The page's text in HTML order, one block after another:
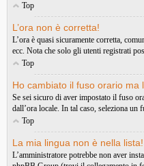
Top
L’ora non è corretta!
L’ora è quasi sicuramente corretta,
ecc. Nota che solo gli utenti registrati
Top
Ho cambiato il fuso orario ma
Se sei sicuro di aver impostato il fuso
dall’ora locale. In tal caso, seleziona un
Top
La mia lingua non è nella lista!
L’amministratore potrebbe non aver